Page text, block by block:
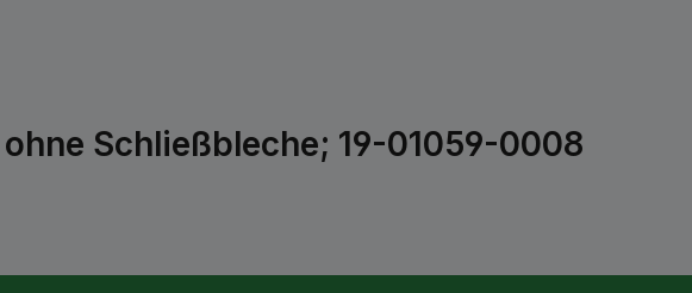
Schließbleche; 19-01059-0008